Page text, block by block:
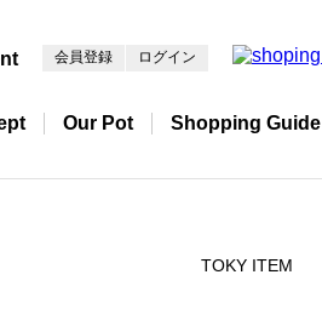
会員登録 ログイン
Our Pot Shopping Guide
TOKY ITEM